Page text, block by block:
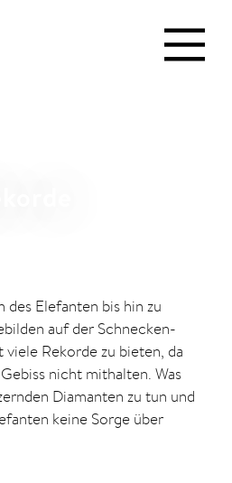
des Elefanten bis hin zu
auf der Schnecken-
Rekorde zu bieten, da
nicht mithalten. Was
Diamanten zu tun und
keine Sorge über